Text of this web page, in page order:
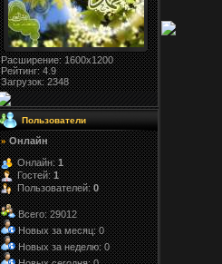
Расширение: 1600x1200
Рейтинг:4.9
Загрузок: 2348
Пользователи
» Онлайн
Онлайн:1
Гостей:1
Пользователей:0
Всего: 29012
Новых за месяц: 0
Новых за неделю: 0